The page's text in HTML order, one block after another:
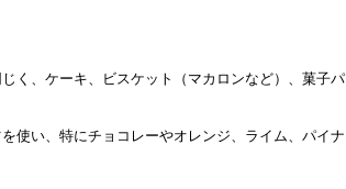
く、ケーキ、ビスケット（マカロンなど）、菓子
使い、特にチョコレーやオレンジ、ライム、パ